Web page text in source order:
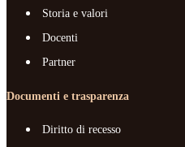
Storia e valori
Docenti
Partner
Documenti e trasparenza
Diritto di recesso